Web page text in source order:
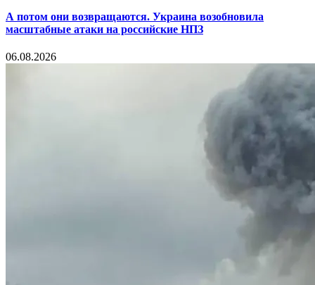
А потом они возвращаются. Украина возобновила
масштабные атаки на российские НПЗ
06.08.2026